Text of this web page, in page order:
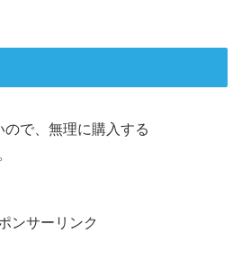
で、無理に購入する
ンサーリンク